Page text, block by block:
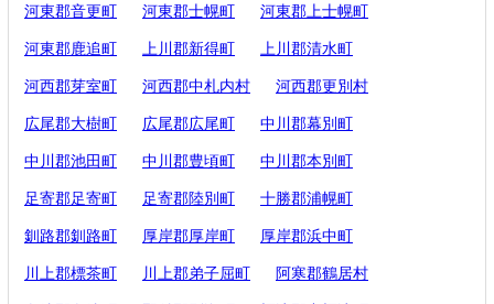
河東郡音更町 河東郡士幌町 河東郡上士幌町
河東郡鹿追町 上川郡新得町 上川郡清水町
河西郡芽室町 河西郡中札内村 河西郡更別村
広尾郡大樹町 広尾郡広尾町 中川郡幕別町
中川郡池田町 中川郡豊頃町 中川郡本別町
足寄郡足寄町 足寄郡陸別町 十勝郡浦幌町
釧路郡釧路町 厚岸郡厚岸町 厚岸郡浜中町
川上郡標茶町 川上郡弟子屈町 阿寒郡鶴居村